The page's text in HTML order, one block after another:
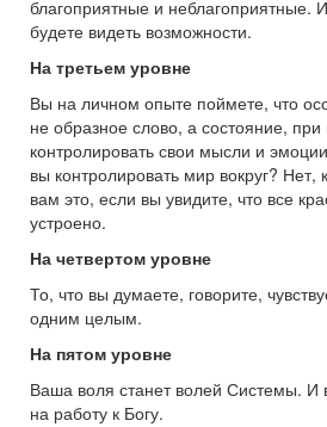
благоприятные и неблагоприятные.
будете видеть возможности.
На третьем уровне
Вы на личном опыте поймете, что
не образное слово, а состояние,
контролировать свои мысли и
вы контролировать мир вокруг? Нет,
вам это, если вы увидите, что все
устроено.
На четвертом уровне
То, что вы думаете, говорите,
одним целым.
На пятом уровне
Ваша воля станет волей Системы. И
на работу к Богу.